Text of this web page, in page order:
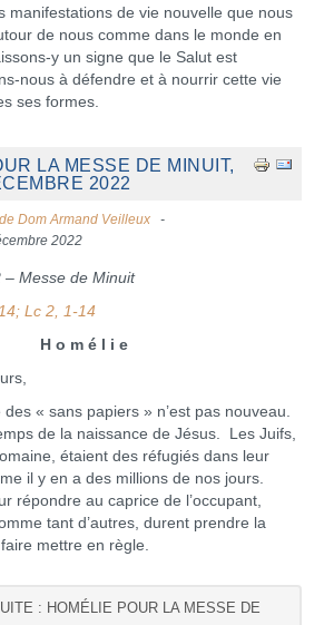
manifestations de vie nouvelle que nous
de nous comme dans le monde en
y un signe que le Salut est
nous à défendre et à nourrir cette vie
ses formes.
LA MESSE DE MINUIT,
2022
Dom Armand Veilleux
2022
Messe de Minuit
Lc 2, 1-14
H o m é l i e
« sans papiers » n’est pas nouveau.
de la naissance de Jésus. Les Juifs,
étaient des réfugiés dans leur
il y en a des millions de nos jours.
répondre au caprice de l’occupant,
tant d’autres, durent prendre la
mettre en règle.
: HOMÉLIE POUR LA MESSE DE